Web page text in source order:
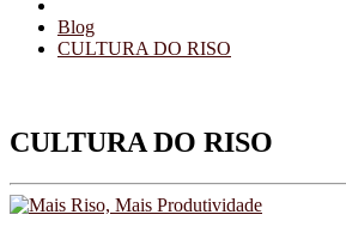
Blog
CULTURA DO RISO
CULTURA DO RISO